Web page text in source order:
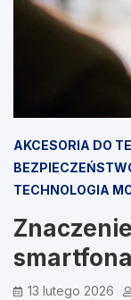
AKCESORIA DO
TECHNOLOGIA
13 lutego 2026